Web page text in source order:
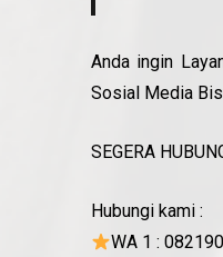
Anda ingin
Sosial Media
SEGERA
Hubungi kami :
WA 1 :